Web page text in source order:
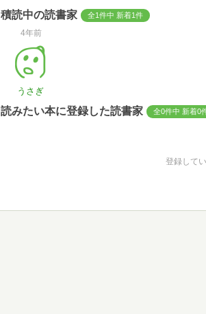
積読中の読書家 全1件中 新着1件
4年前
うさぎ
読みたい本に登録した読書家 全0件中 新着0
登録して